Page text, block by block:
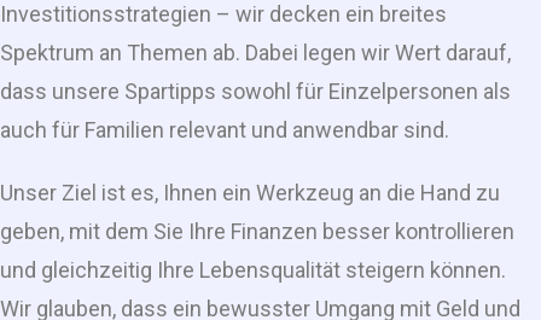
Investitionsstrategien – wir decken ein breites
Spektrum an Themen ab. Dabei legen wir Wert darauf,
dass unsere Spartipps sowohl für Einzelpersonen als
auch für Familien relevant und anwendbar sind.
Unser Ziel ist es, Ihnen ein Werkzeug an die Hand zu
geben, mit dem Sie Ihre Finanzen besser kontrollieren
und gleichzeitig Ihre Lebensqualität steigern können.
Wir glauben, dass ein bewusster Umgang mit Geld und